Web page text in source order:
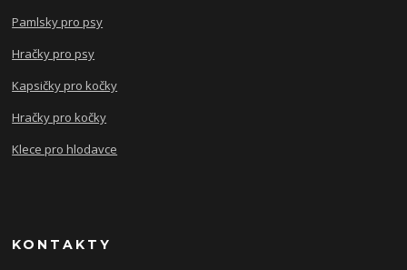
Pamlsky pro psy
Hračky pro psy
Kapsičky pro kočky
Hračky pro kočky
Klece pro hlodavce
KONTAKTY